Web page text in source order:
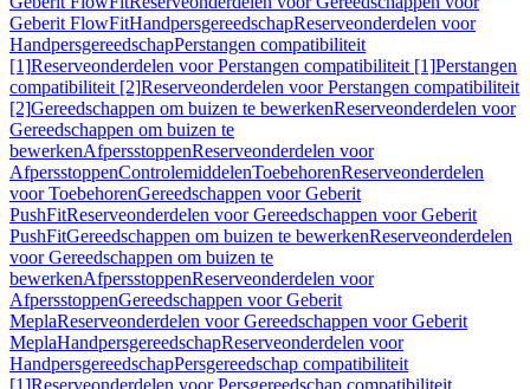
Geberit FlowFitHandpersgereedschapReserveonderdelen voor
HandpersgereedschapPerstangen compatibiliteit
[1]Reserveonderdelen voor Perstangen compatibiliteit [1]Perstangen
compatibiliteit [2]Reserveonderdelen voor Perstangen compatibiliteit
[2]Gereedschappen om buizen te bewerkenReserveonderdelen voor
Gereedschappen om buizen te
bewerkenAfpersstoppenReserveonderdelen voor
AfpersstoppenControlemiddelenToebehorenReserveonderdelen
voor ToebehorenGereedschappen voor Geberit
PushFitReserveonderdelen voor Gereedschappen voor Geberit
PushFitGereedschappen om buizen te bewerkenReserveonderdelen
voor Gereedschappen om buizen te
bewerkenAfpersstoppenReserveonderdelen voor
AfpersstoppenGereedschappen voor Geberit
MeplaReserveonderdelen voor Gereedschappen voor Geberit
MeplaHandpersgereedschapReserveonderdelen voor
HandpersgereedschapPersgereedschap compatibiliteit
[1]Reserveonderdelen voor Persgereedschap compatibiliteit